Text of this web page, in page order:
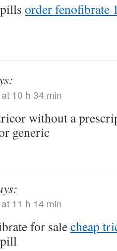
order fenofibrate
10 h 34 min
without a
generic
11 h 14 min
for salecheap